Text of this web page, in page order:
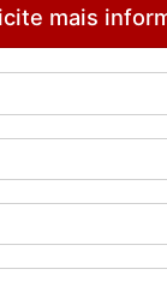
mais